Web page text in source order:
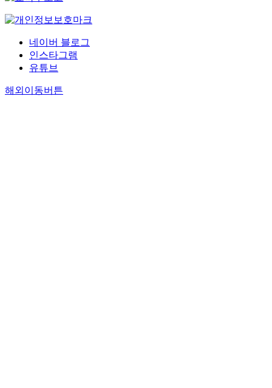
네이버 블로그
인스타그램
유튜브
해외이동버튼